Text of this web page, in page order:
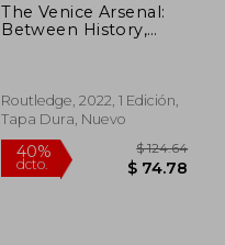
The Venice Arsenal:
Between History,
Cultural Industries)
(en Inglés)
Routledge, 2022, 1 Edición,
Tapa Dura, Nuevo